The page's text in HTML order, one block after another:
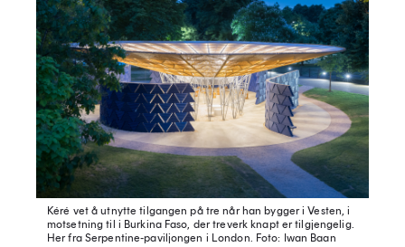
Kéré vet å utnytte tilgangen på tre når han bygger i Vesten, i
motsetning til i Burkina Faso, der treverk knapt er tilgjengelig.
Her fra Serpentine-paviljongen i London. Foto: Iwan Baan